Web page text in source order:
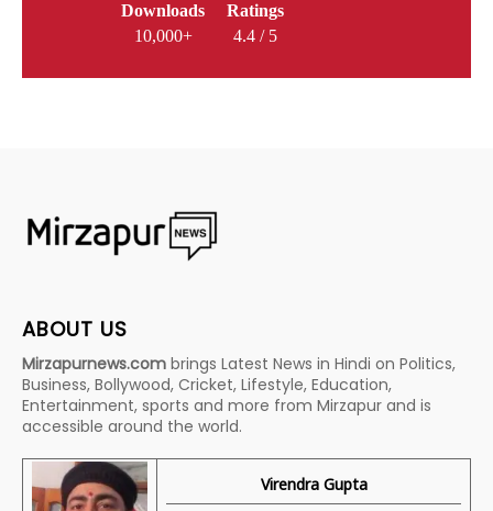
Downloads
10,000+
Ratings
4.4 / 5
ABOUT US
Mirzapurnews.com brings Latest News in Hindi on Politics,
Business, Bollywood, Cricket, Lifestyle, Education,
Entertainment, sports and more from Mirzapur and is
accessible around the world.
Virendra Gupta